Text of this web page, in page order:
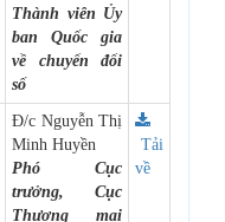
Thành viên Ủy
ban Quốc gia
về chuyển đổi
số
Đ/c Nguyễn Thị
Minh Huyền
Phó Cục
trưởng, Cục
Thương mại
Tải
về